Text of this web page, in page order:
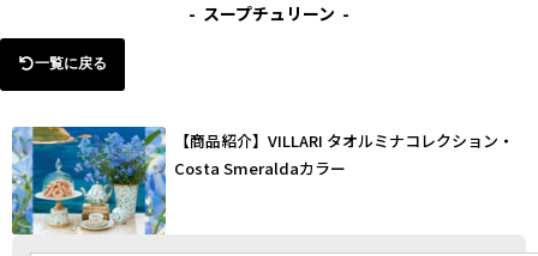
プ
- スープチュリーン -
一覧に戻る
【商品紹介】VILLARI タオルミナコレクション・
Costa Smeraldaカラー